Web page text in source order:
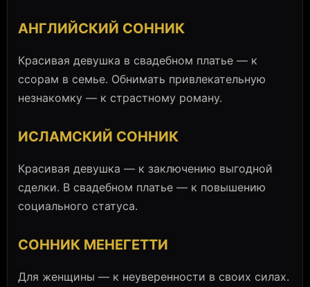
АНГЛИЙСКИЙ СОННИК
Красивая девушка в свадебном платье — к
ссорам в семье. Обнимать привлекательную
незнакомку — к страстному роману.
ИСЛАМСКИЙ СОННИК
Красивая девушка — к заключению выгодной
сделки. В свадебном платье — к повышению
социального статуса.
СОННИК МЕНЕГЕТТИ
Для женщины — к неуверенности в своих силах.